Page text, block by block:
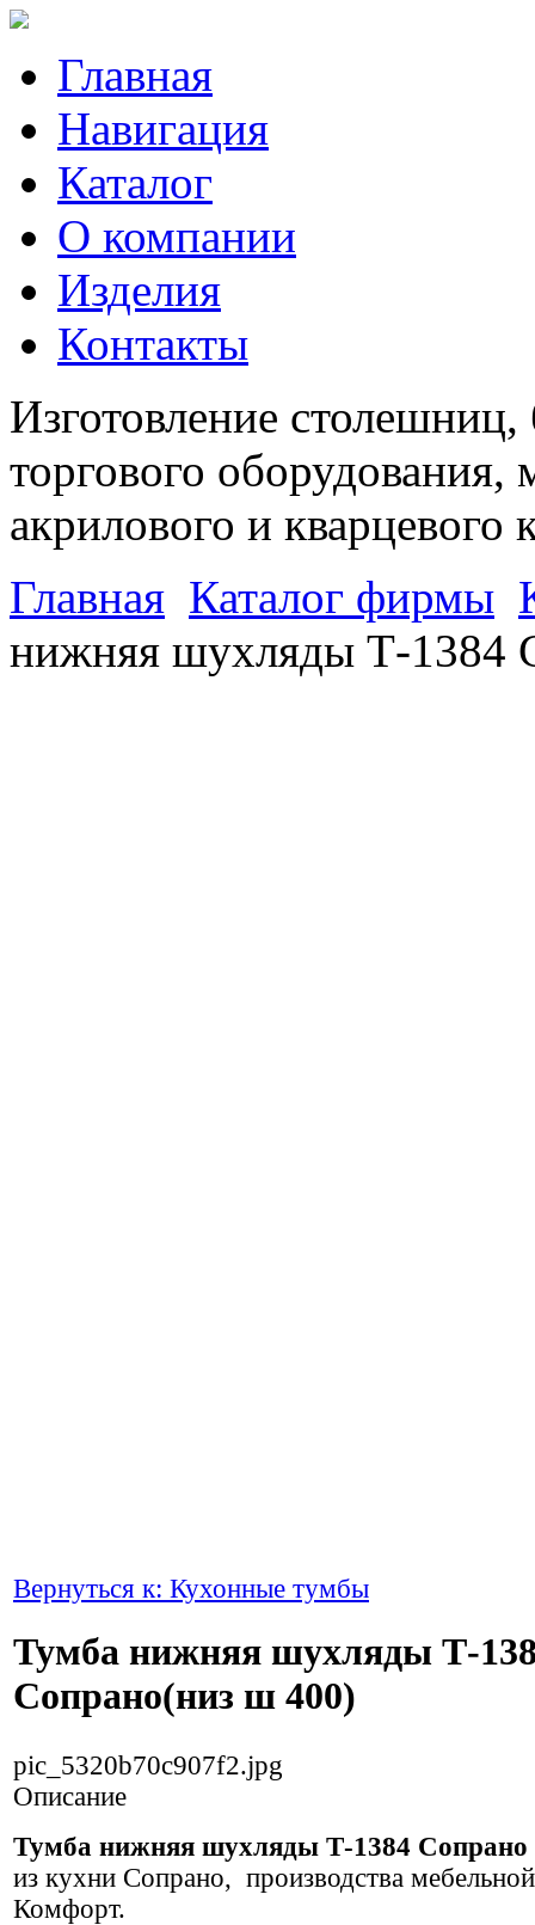
Главная
Навигация
Каталог
О компании
Изделия
Контакты
Изготовление
торгового
акрилового и кварцевого
Главная Каталог фирмы
нижняя шухляды Т-1384
Вернуться к: Кухонные тумбы
Тумба нижняя шухляды Т-
Сопрано(низ ш 400)
pic_5320b70c907f2.jpg
Описание
Тумба нижняя шухляды Т-1384 Сопрано
из кухни Сопрано, производства
Комфорт.